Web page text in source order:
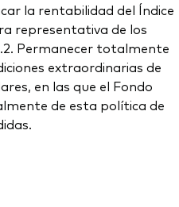
la rentabilidad del Índice
representativa de los
Permanecer totalmente
extraordinarias de
en las que el Fondo
de esta política de